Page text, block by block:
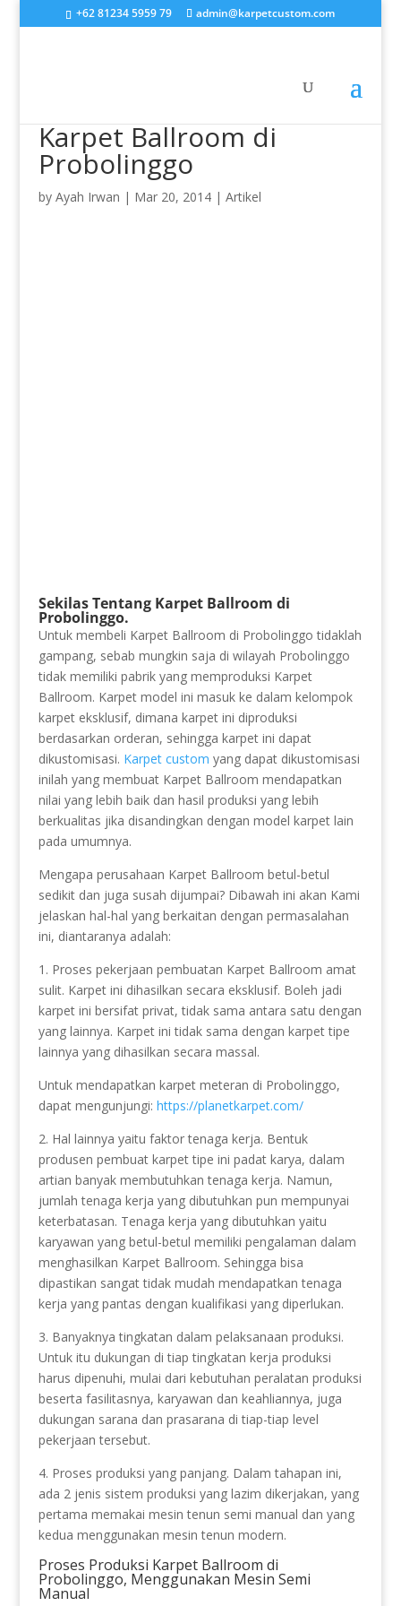
+62 81234 5959 79 admin@karpetcustom.com
Karpet Ballroom di
Probolinggo
by Ayah Irwan | Mar 20, 2014| Artikel
Sekilas Tentang Karpet Ballroom di
Probolinggo.
Untuk membeli Karpet Ballroom di Probolinggo tidaklah
gampang, sebab mungkin saja di wilayah Probolinggo
tidak memiliki pabrik yang memproduksi Karpet
Ballroom. Karpet model ini masuk ke dalam kelompok
karpet eksklusif, dimana karpet ini diproduksi
berdasarkan orderan, sehingga karpet ini dapat
dikustomisasi. Karpet custom yang dapat dikustomisasi
inilah yang membuat Karpet Ballroom mendapatkan
nilai yang lebih baik dan hasil produksi yang lebih
berkualitas jika disandingkan dengan model karpet lain
pada umumnya.
Mengapa perusahaan Karpet Ballroom betul-betul
sedikit dan juga susah dijumpai? Dibawah ini akan Kami
jelaskan hal-hal yang berkaitan dengan permasalahan
ini, diantaranya adalah:
1. Proses pekerjaan pembuatan Karpet Ballroom amat
sulit. Karpet ini dihasilkan secara eksklusif. Boleh jadi
karpet ini bersifat privat, tidak sama antara satu dengan
yang lainnya. Karpet ini tidak sama dengan karpet tipe
lainnya yang dihasilkan secara massal.
Untuk mendapatkan karpet meteran di Probolinggo,
dapat mengunjungi: https://planetkarpet.com/
2. Hal lainnya yaitu faktor tenaga kerja. Bentuk
produsen pembuat karpet tipe ini padat karya, dalam
artian banyak membutuhkan tenaga kerja. Namun,
jumlah tenaga kerja yang dibutuhkan pun mempunyai
keterbatasan. Tenaga kerja yang dibutuhkan yaitu
karyawan yang betul-betul memiliki pengalaman dalam
menghasilkan Karpet Ballroom. Sehingga bisa
dipastikan sangat tidak mudah mendapatkan tenaga
kerja yang pantas dengan kualifikasi yang diperlukan.
3. Banyaknya tingkatan dalam pelaksanaan produksi.
Untuk itu dukungan di tiap tingkatan kerja produksi
harus dipenuhi, mulai dari kebutuhan peralatan produksi
beserta fasilitasnya, karyawan dan keahliannya, juga
dukungan sarana dan prasarana di tiap-tiap level
pekerjaan tersebut.
4. Proses produksi yang panjang. Dalam tahapan ini,
ada 2 jenis sistem produksi yang lazim dikerjakan, yang
pertama memakai mesin tenun semi manual dan yang
kedua menggunakan mesin tenun modern.
Proses Produksi Karpet Ballroom di
Probolinggo, Menggunakan Mesin Semi
Manual